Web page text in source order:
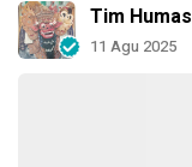
Tim Humas
11 Agu 2025